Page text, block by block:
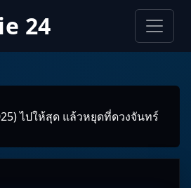
24
ไปให้สุด แล้วหยุดที่ดวงจันทร์